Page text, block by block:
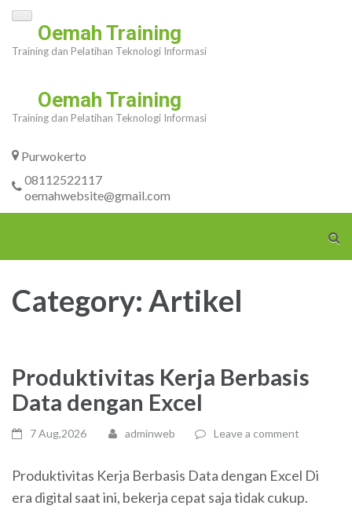
Skip
content
Enter)
Oemah Training
Training dan Pelatihan Teknologi Informasi
Oemah Training
Training dan Pelatihan Teknologi Informasi
Purwokerto
08112522117
oemahwebsite@gmail.com
Category: Artikel
Produktivitas Kerja Berbasis
Data dengan Excel
7 Aug,2026 adminweb Leave a comment
Produktivitas Kerja Berbasis Data dengan Excel Di
era digital saat ini, bekerja cepat saja tidak cukup.